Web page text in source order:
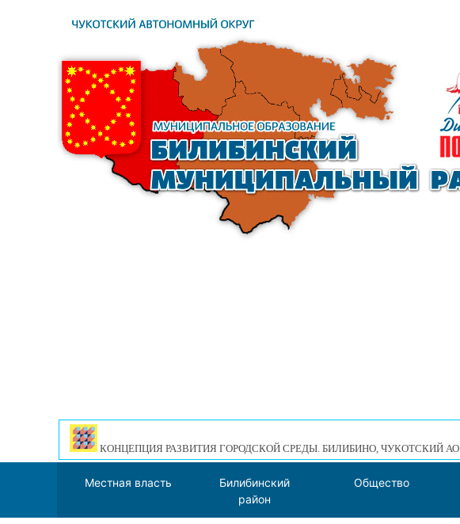
КОНЦЕПЦИЯ РАЗВИТИЯ ГОРОДСКОЙ СРЕДЫ. БИЛИБИНО, ЧУКОТСКИЙ АО
Местная власть
Билибинский
район
Общество